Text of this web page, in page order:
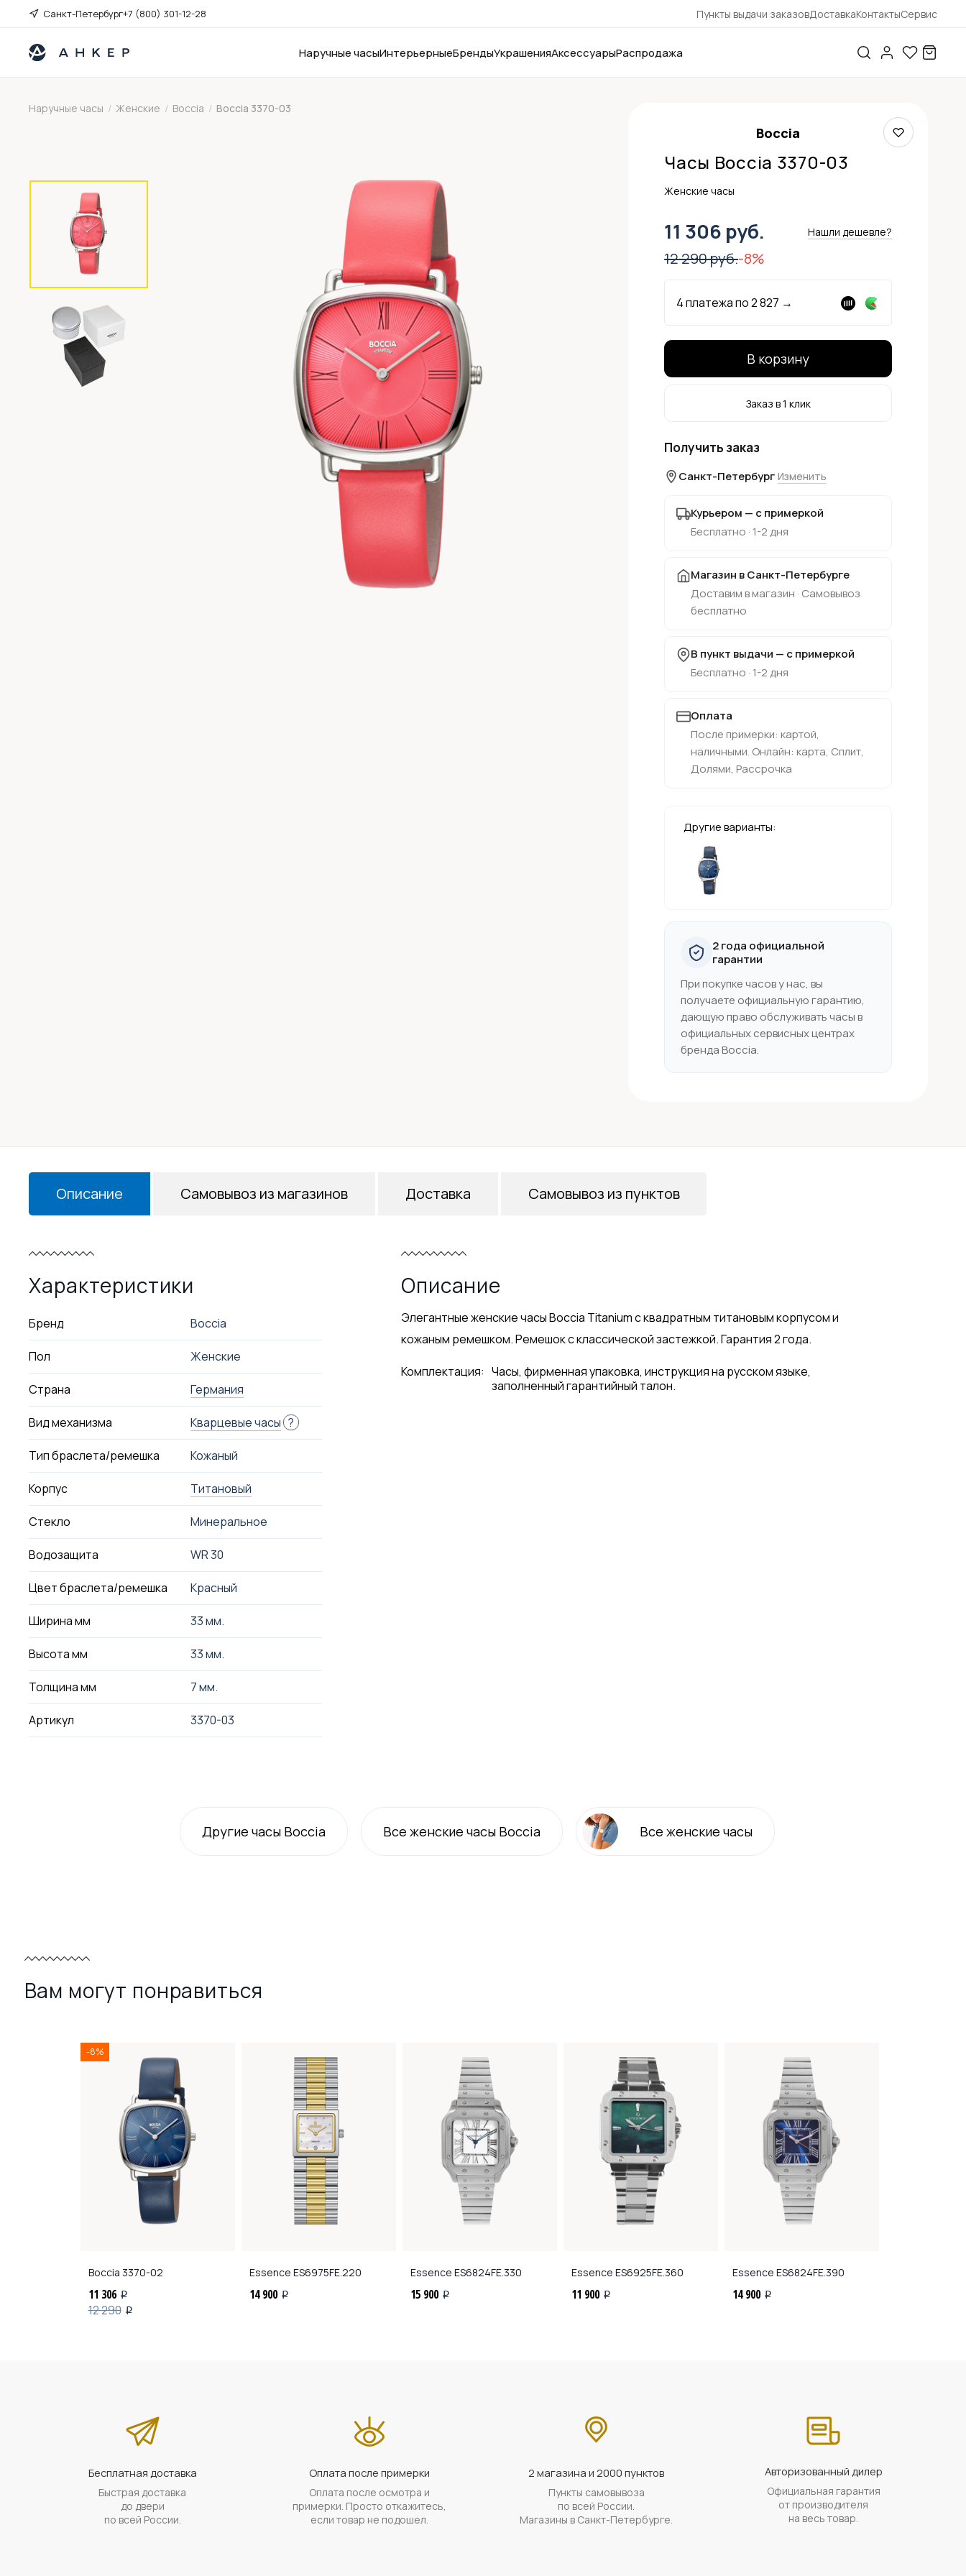
Санкт-Петербург+7 (800) 301-12-28 Пункты выдачи заказовДоставкаКонтактыСервис
Наручные часыИнтерьерныеБрендыУкрашенияАксессуарыРаспродажа
Наручные часы / Женские / Boccia / Boccia 3370-03
Boccia
Часы Boccia 3370-03
Женские часы
11 306 руб. Нашли дешевле?
12 290 руб.-8%
4 платежа по2 827 →
В корзину
Заказ в 1 клик
Получить заказ
Санкт-Петербург Изменить
Курьером — с примеркой
Бесплатно · 1-2 дня
Магазин в Санкт-Петербурге
Доставим в магазин · Самовывоз
бесплатно
В пункт выдачи — с примеркой
Бесплатно · 1-2 дня
Оплата
После примерки: картой,
наличными. Онлайн: карта, Сплит,
Долями, Рассрочка
Другие варианты:
2 года официальной
гарантии
При покупке часов у нас, вы
получаете официальную гарантию,
дающую право обслуживать часы в
официальных сервисных центрах
бренда Boccia.
Описание
Характеристики
Бренд Boccia
Пол Женские
Страна Германия
Вид механизма Кварцевые часы ?
Тип браслета/ремешка Кожаный
Корпус Титановый
Стекло Минеральное
Водозащита WR 30
Цвет браслета/ремешка Красный
Ширина мм 33 мм.
Высота мм 33 мм.
Толщина мм 7 мм.
Артикул 3370-03
Описание
Элегантные женские часы Boccia Titanium с квадратным титановым корпусом и
кожаным ремешком. Ремешок с классической застежкой. Гарантия 2 года.
Комплектация: Часы, фирменная упаковка, инструкция на русском языке,
заполненный гарантийный талон.
Самовывоз из магазинов Доставка Самовывоз из пунктов
Другие часы Boccia Всеженские часы Boccia Всеженские часы
Вам могут понравиться
-8%
Boccia 3370-02
11 306 i
12 290 i
Essence ES6975FE.220
14 900 i
Essence ES6824FE.330
15 900 i
Essence ES6925FE.360
11 900 i
Essence ES6824FE.390
14 900 i
Бесплатная доставка
Быстрая доставка
до двери
по всей России.
Оплата после примерки
Оплата после осмотра и
примерки. Просто откажитесь,
если товар не подошел.
2 магазина и 2000 пунктов
Пункты самовывоза
по всей России.
Магазины в Санкт-Петербурге.
Авторизованный дилер
Официальная гарантия
от производителя
на весь товар.